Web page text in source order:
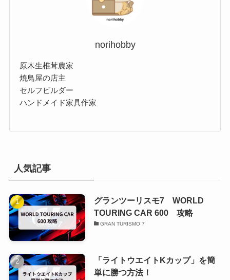
norihobby
原木生椎茸農家
焼鳥屋の店主
セルフビルダー
ハンドメイド家具作家
人気記事
グランツーリスモ7 WORLD
TOURING CAR 600 攻略
GRAN TURISMO 7
「ライトウエイトKカップ」を簡
単に勝つ方法！